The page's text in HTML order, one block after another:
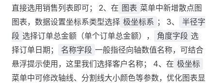
直接选用销售列表即可； 2、在 图表 菜单中新增散点图
图表，数据设置坐标系类型选择 极坐标系 ； 3、
半径字
段 选择订单总金额（单个订单总金额）， 角度字段 选
择订单日期；
名称字段 一般指径向轴数值名称，可结合
悬浮提示使用，这里我们选择客户名称； 4、在 极坐标
菜单中可修改轴线、分割线大小颜色等参数，优化图表显